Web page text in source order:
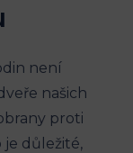
není
našich
proti
důležité,